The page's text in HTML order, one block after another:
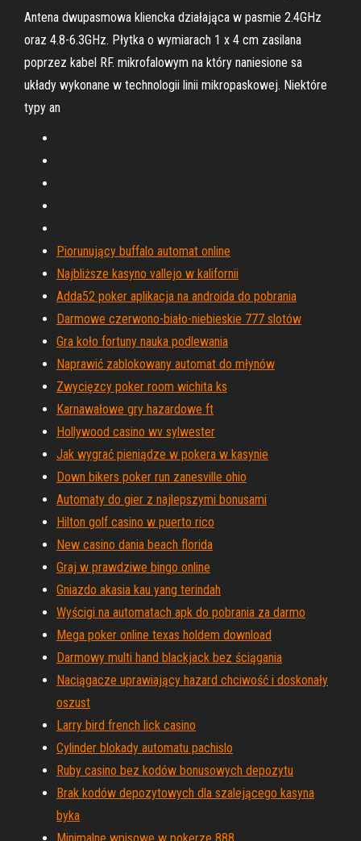
Antena dwupasmowa kliencka działająca w pasmie 2.4GHz
oraz 4.8-6.3GHz. Płytka o wymiarach 1 x 4 cm zasilana
poprzez kabel RF. mikrofalowym na który naniesione sa
układy wykonane w technologii linii mikropaskowej. Niektóre
typy an
Piorunujący buffalo automat online
Najbliższe kasyno vallejo w kalifornii
Adda52 poker aplikacja na androida do pobrania
Darmowe czerwono-biało-niebieskie 777 slotów
Gra koło fortuny nauka podlewania
Naprawić zablokowany automat do młynów
Zwycięzcy poker room wichita ks
Karnawałowe gry hazardowe ft
Hollywood casino wv sylwester
Jak wygrać pieniądze w pokera w kasynie
Down bikers poker run zanesville ohio
Automaty do gier z najlepszymi bonusami
Hilton golf casino w puerto rico
New casino dania beach florida
Graj w prawdziwe bingo online
Gniazdo akasia kau yang terindah
Wyścigi na automatach apk do pobrania za darmo
Mega poker online texas holdem download
Darmowy multi hand blackjack bez ściągania
Naciągacze uprawiający hazard chciwość i doskonały
oszust
Larry bird french lick casino
Cylinder blokady automatu pachislo
Ruby casino bez kodów bonusowych depozytu
Brak kodów depozytowych dla szalejącego kasyna
byka